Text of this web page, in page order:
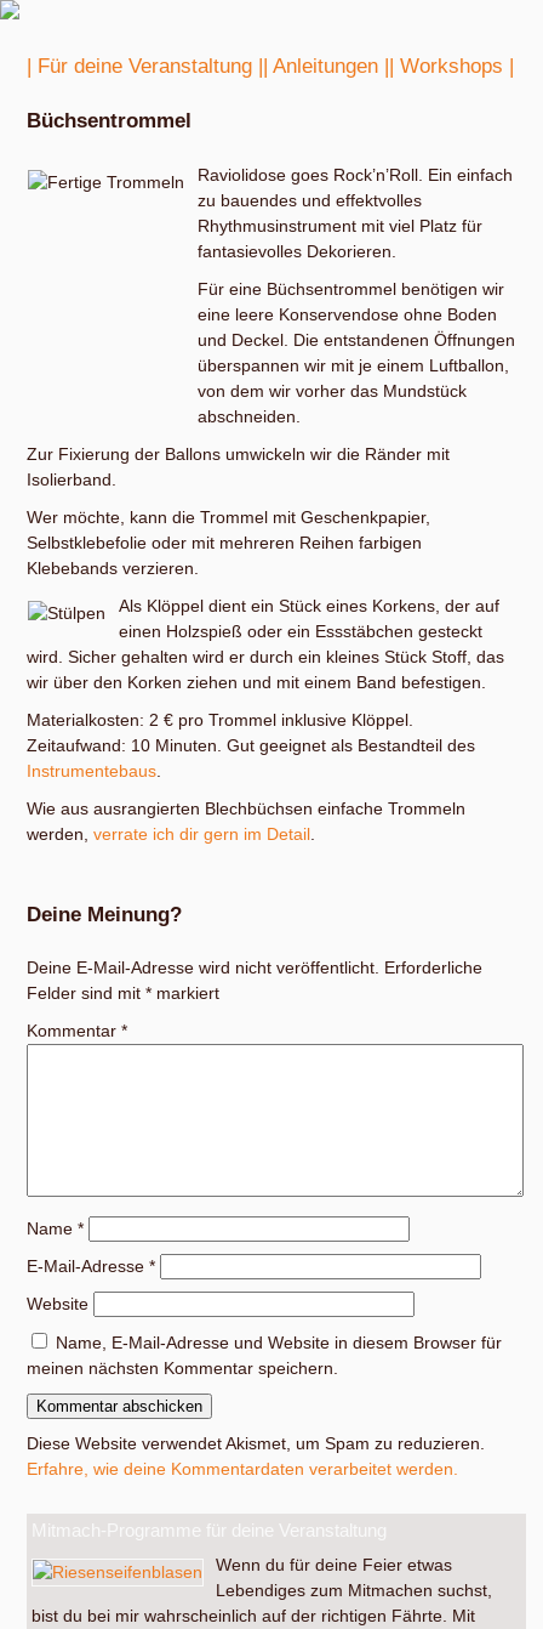
| Für deine Veranstaltung || Anleitungen || Workshops |
Büchsentrommel
Raviolidose goes Rock’n’Roll. Ein einfach
zu bauendes und effektvolles
Rhythmusinstrument mit viel Platz für
fantasievolles Dekorieren.
Für eine Büchsentrommel benötigen wir
eine leere Konservendose ohne Boden
und Deckel. Die entstandenen Öffnungen
überspannen wir mit je einem Luftballon,
von dem wir vorher das Mundstück
abschneiden.
Zur Fixierung der Ballons umwickeln wir die Ränder mit
Isolierband.
Wer möchte, kann die Trommel mit Geschenkpapier,
Selbstklebefolie oder mit mehreren Reihen farbigen
Klebebands verzieren.
Als Klöppel dient ein Stück eines Korkens, der auf
einen Holzspieß oder ein Essstäbchen gesteckt
wird. Sicher gehalten wird er durch ein kleines Stück Stoff, das
wir über den Korken ziehen und mit einem Band befestigen.
Materialkosten: 2 € pro Trommel inklusive Klöppel.
Zeitaufwand: 10 Minuten. Gut geeignet als Bestandteil des
Instrumentebaus
Wie aus ausrangierten Blechbüchsen einfache Trommeln
werden,verrate ich dir gern im Detail
Deine Meinung?
Deine E-Mail-Adresse wird nicht veröffentlicht. Erforderliche
Felder sind mit* markiert
Kommentar*
Name*
E-Mail-Adresse*
Website
Name, E-Mail-Adresse und Website in diesem Browser für
meinen nächsten Kommentar speichern.
Diese Website verwendet Akismet, um Spam zu reduzieren.
Erfahre, wie deine Kommentardaten verarbeitet werden.
Mitmach-Programme für deine Veranstaltung
Wenn du für deine Feier etwas
Lebendiges zum Mitmachen suchst,
bist du bei mir wahrscheinlich auf der richtigen Fährte. Mit